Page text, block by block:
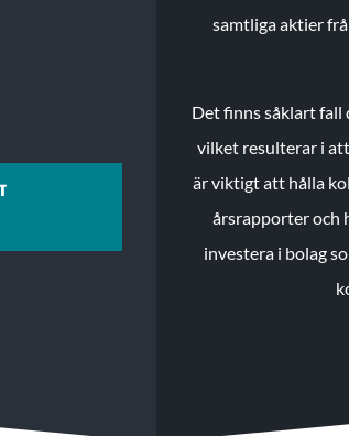
samtliga aktier
Det finns såklart fall
vilket resulterar i
är viktigt att hålla
årsrapporter och
investera i bolag